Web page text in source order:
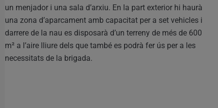
un menjador i una sala d’arxiu. En la part exterior hi haurà
una zona d’aparcament amb capacitat per a set vehicles i
darrere de la nau es disposarà d’un terreny de més de 600
m² a l’aire lliure dels que també es podrà fer ús per a les
necessitats de la brigada.